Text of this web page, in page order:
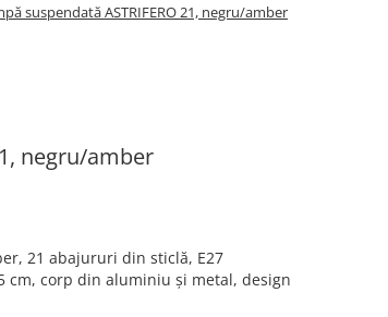
suspendată ASTRIFERO 21, negru/amber
negru/amber
21 abajururi din sticlă, E27
cm, corp din aluminiu și metal, design